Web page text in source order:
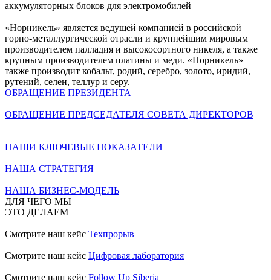
аккумуляторных блоков для электромобилей
«Норникель» является ведущей компанией в российской
горно-металлургической отрасли и крупнейшим мировым
производителем палладия и высокосортного никеля, а также
крупным производителем платины и меди. «Норникель»
также производит кобальт, родий, серебро, золото, иридий,
рутений, селен, теллур и серу.
ОБРАЩЕНИЕ ПРЕЗИДЕНТА
ОБРАЩЕНИЕ ПРЕДСЕДАТЕЛЯ СОВЕТА ДИРЕКТОРОВ
НАШИ КЛЮЧЕВЫЕ ПОКАЗАТЕЛИ
НАША СТРАТЕГИЯ
НАША БИЗНЕС-МОДЕЛЬ
ДЛЯ ЧЕГО МЫ
ЭТО ДЕЛАЕМ
Смотрите наш кейс Техпрорыв
Смотрите наш кейс Цифровая лаборатория
Смотрите наш кейс Follow Up Siberia